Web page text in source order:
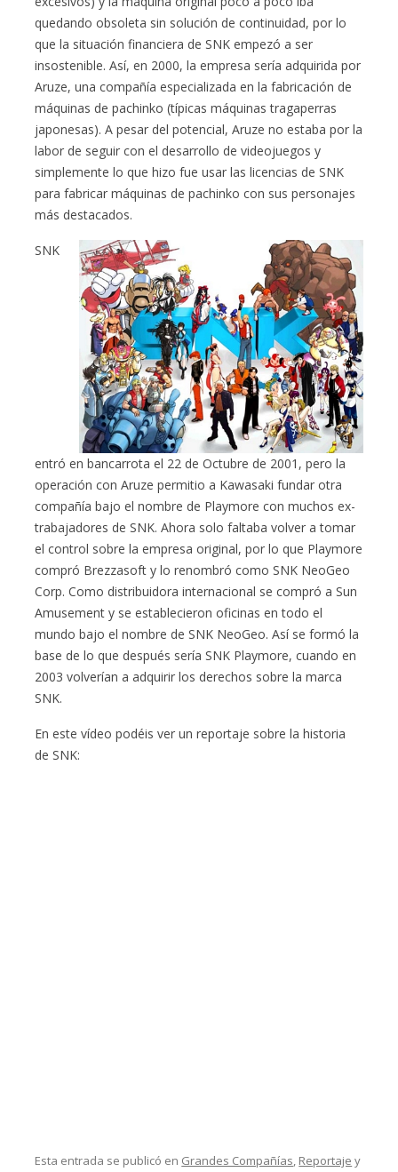
quedando obsoleta sin solución de continuidad, por lo
que la situación financiera de SNK empezó a ser
insostenible. Así, en 2000, la empresa sería adquirida por
Aruze, una compañía especializada en la fabricación de
máquinas de pachinko (típicas máquinas tragaperras
japonesas). A pesar del potencial, Aruze no estaba por la
labor de seguir con el desarrollo de videojuegos y
simplemente lo que hizo fue usar las licencias de SNK
para fabricar máquinas de pachinko con sus personajes
más destacados.
SNK
entró en bancarrota el 22 de Octubre de 2001, pero la
operación con Aruze permitio a Kawasaki fundar otra
compañía bajo el nombre de Playmore con muchos ex-
trabajadores de SNK. Ahora solo faltaba volver a tomar
el control sobre la empresa original, por lo que Playmore
compró Brezzasoft y lo renombró como SNK NeoGeo
Corp. Como distribuidora internacional se compró a Sun
Amusement y se establecieron oficinas en todo el
mundo bajo el nombre de SNK NeoGeo. Así se formó la
base de lo que después sería SNK Playmore, cuando en
2003 volverían a adquirir los derechos sobre la marca
SNK.
En este vídeo podéis ver un reportaje sobre la historia
de SNK:
Esta entrada se publicó en Grandes Compañías, Reportaje y